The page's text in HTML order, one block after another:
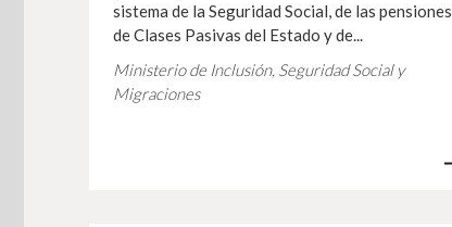
sistema de la Seguridad Social, de las pensiones
de Clases Pasivas del Estado y de...
Ministerio de Inclusión, Seguridad Social y
Migraciones